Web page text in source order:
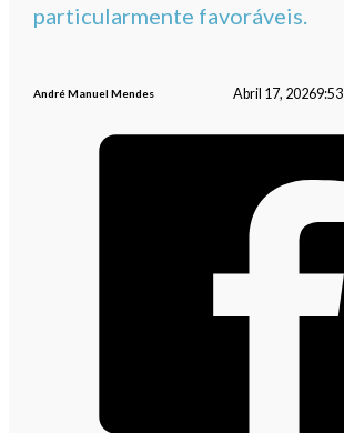
particularmente favoráveis.
André Manuel Mendes Abril 17, 20269:53